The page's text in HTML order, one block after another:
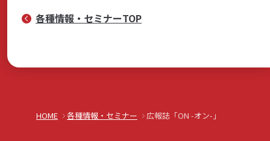
各種情報・セミナーTOP
HOME 各種情報・セミナー 広報誌「ON -オン-」